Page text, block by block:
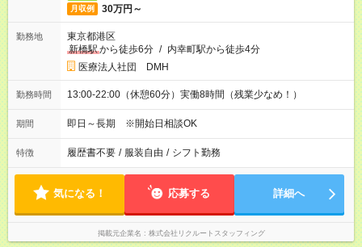
月収例 30万円～
勤務地
東京都港区
新橋駅から徒歩6分 / 内幸町駅から徒歩4分
医療法人社団 DMH
勤務時間 13:00-22:00（休憩60分）実働8時間（残業少なめ！）
期間 即日～長期 ※開始日相談OK
特徴 履歴書不要 / 服装自由 / シフト勤務
気になる！ 応募する 詳細へ
掲載元企業名 株式会社リクルートスタッフィング